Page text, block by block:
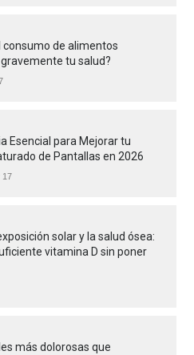
consumo de alimentos
tu salud?
Esencial para Mejorar tu
de Pantallas en 2026
17
solar y la salud ósea:
vitamina D sin poner
más dolorosas que